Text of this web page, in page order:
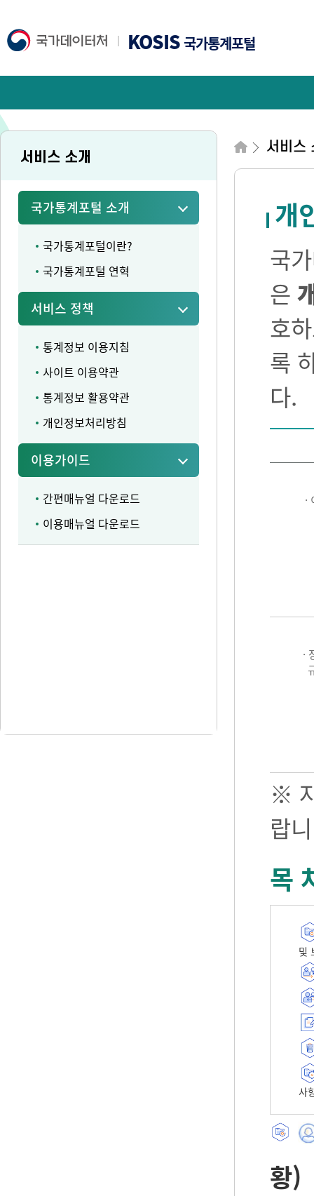
KOSIS국가통계포털
서비스 소개
국가통계포털 소개
국가통계포털이란?
국가통계포털 연혁
서비스 정책
통계정보 이용지침
사이트 이용약관
통계정보 활용약관
개인정보처리방침
이용가이드
간편매뉴얼 다운로드
이용매뉴얼 다운로드
서비스
개
국
은
호
록
다.
·
·
※
랍
목
및
사
황)